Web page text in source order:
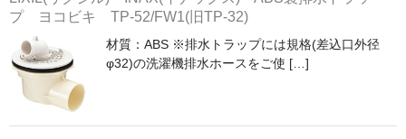
プ ヨコビキ TP-52/FW1(旧TP-32)
材質：ABS ※排水トラップには規格(差込口外径
φ32)の洗濯機排水ホースをご使 […]